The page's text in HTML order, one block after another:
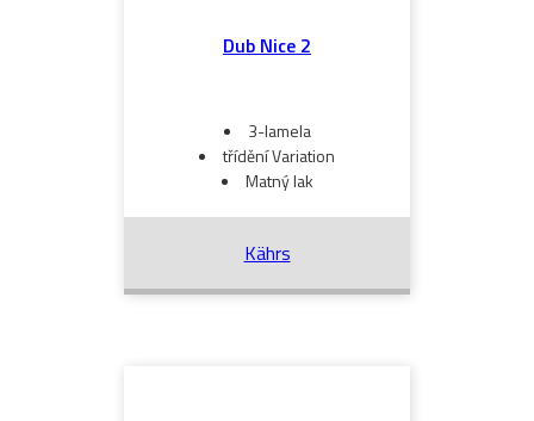
Dub Nice 2
3-lamela
třídění Variation
Matný lak
Kährs